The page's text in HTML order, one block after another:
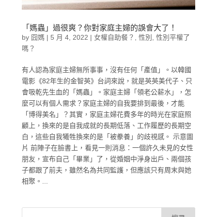
「媽蟲」過很爽？你對家庭主婦的誤會大了！
by 囧媽 | 5 月 4, 2022 | 女權自助餐？ , 性別 , 性別平權了
嗎？
有人認為家庭主婦無所事事，沒有任何「產值」。以韓國
電影《82年生的金智英》台詞來說，就是英英美代子、只
會吸乾先生血的「媽蟲」。家庭主婦「領老公薪水」，怎
麼可以有個人需求？家庭主婦的自我要排到最後，才能
「博得美名」？其實，家庭主婦花費多年的時光在家庭照
顧上，換來的是自我成就的長期低落、工作履歷的長期空
白，這些自我犧牲換來的是「被豢養」的歧視感。 示意圖
片 前陣子在臉書上，看見一則消息：一個許久未見的女性
朋友，宣布自己「畢業」了，從婚姻中淨身出戶、兩個孩
子都跟了前夫，雖然名為共同監護，但應該只有周末與她
相聚。...